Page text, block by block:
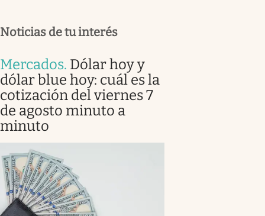
Noticias de tu interés
Mercados. Dólar hoy y
dólar blue hoy: cuál es la
cotización del viernes 7
de agosto minuto a
minuto